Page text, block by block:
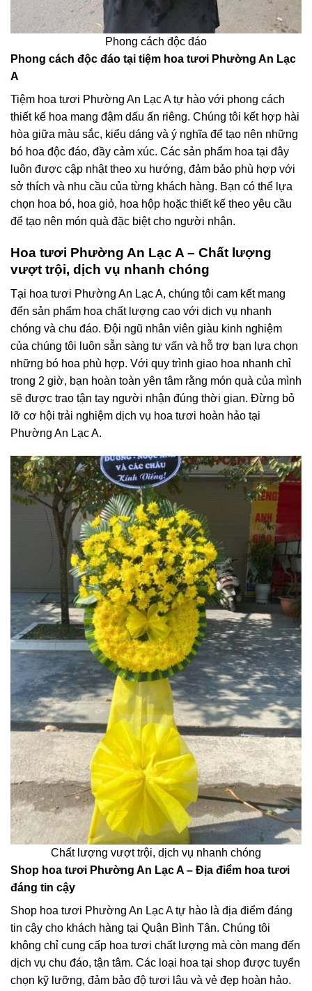
Phong cách độc đáo
Phong cách độc đáo tại tiệm hoa tươi Phường An Lạc
A
Tiệm hoa tươi Phường An Lạc A tự hào với phong cách
thiết kế hoa mang đậm dấu ấn riêng. Chúng tôi kết hợp hài
hòa giữa màu sắc, kiểu dáng và ý nghĩa để tạo nên những
bó hoa độc đáo, đầy cảm xúc. Các sản phẩm hoa tại đây
luôn được cập nhật theo xu hướng, đảm bảo phù hợp với
sở thích và nhu cầu của từng khách hàng. Bạn có thể lựa
chọn hoa bó, hoa giỏ, hoa hộp hoặc thiết kế theo yêu cầu
để tạo nên món quà đặc biệt cho người nhận.
Hoa tươi Phường An Lạc A – Chất lượng
vượt trội, dịch vụ nhanh chóng
Tại hoa tươi Phường An Lạc A, chúng tôi cam kết mang
đến sản phẩm hoa chất lượng cao với dịch vụ nhanh
chóng và chu đáo. Đội ngũ nhân viên giàu kinh nghiệm
của chúng tôi luôn sẵn sàng tư vấn và hỗ trợ bạn lựa chọn
những bó hoa phù hợp. Với quy trình giao hoa nhanh chỉ
trong 2 giờ, bạn hoàn toàn yên tâm rằng món quà của mình
sẽ được trao tận tay người nhận đúng thời gian. Đừng bỏ
lỡ cơ hội trải nghiệm dịch vụ hoa tươi hoàn hảo tại
Phường An Lạc A.
Chất lượng vượt trội, dịch vụ nhanh chóng
Shop hoa tươi Phường An Lạc A – Địa điểm hoa tươi
đáng tin cậy
Shop hoa tươi Phường An Lạc A tự hào là địa điểm đáng
tin cậy cho khách hàng tại Quận Bình Tân. Chúng tôi
không chỉ cung cấp hoa tươi chất lượng mà còn mang đến
dịch vụ chu đáo, tận tâm. Các loại hoa tại shop được tuyển
chọn kỹ lưỡng, đảm bảo độ tươi lâu và vẻ đẹp hoàn hảo.